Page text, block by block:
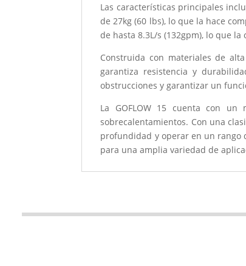
Las características principales
de 27kg (60 lbs), lo que la hace
de hasta 8.3L/s (132gpm), lo que
Construida con materiales de
garantiza resistencia y
obstrucciones y garantizar un
La GOFLOW 15 cuenta con
sobrecalentamientos. Con una
profundidad y operar en un rango
para una amplia variedad de